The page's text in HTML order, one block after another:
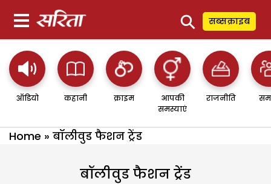
⚲ सब्सक्राइब
ऑडियो कहानी क्राइम
आपकी
समस्याएं
राजनीति
Home » बॉलीवुड फैशन ट्रेंड
बॉलीवुड फैशन ट्रेंड